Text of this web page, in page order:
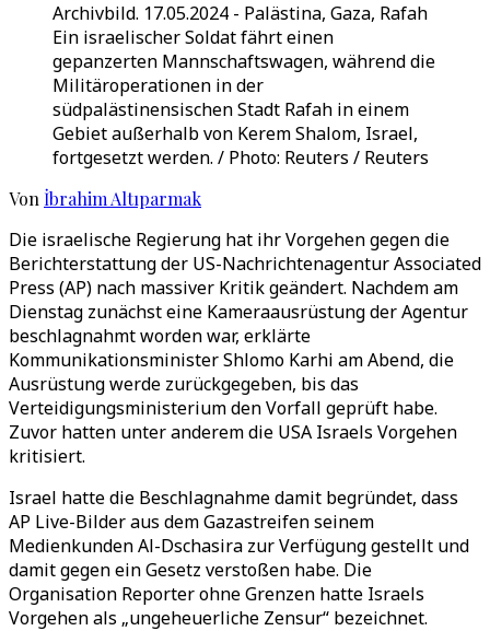
Archivbild. 17.05.2024 - Palästina, Gaza, Rafah
Ein israelischer Soldat fährt einen
gepanzerten Mannschaftswagen, während die
Militäroperationen in der
südpalästinensischen Stadt Rafah in einem
Gebiet außerhalb von Kerem Shalom, Israel,
fortgesetzt werden. / Photo: Reuters / Reuters
Von İbrahim Altıparmak
Die israelische Regierung hat ihr Vorgehen gegen die
Berichterstattung der US-Nachrichtenagentur Associated
Press (AP) nach massiver Kritik geändert. Nachdem am
Dienstag zunächst eine Kameraausrüstung der Agentur
beschlagnahmt worden war, erklärte
Kommunikationsminister Shlomo Karhi am Abend, die
Ausrüstung werde zurückgegeben, bis das
Verteidigungsministerium den Vorfall geprüft habe.
Zuvor hatten unter anderem die USA Israels Vorgehen
kritisiert.
Israel hatte die Beschlagnahme damit begründet, dass
AP Live-Bilder aus dem Gazastreifen seinem
Medienkunden Al-Dschasira zur Verfügung gestellt und
damit gegen ein Gesetz verstoßen habe. Die
Organisation Reporter ohne Grenzen hatte Israels
Vorgehen als „ungeheuerliche Zensur“ bezeichnet.